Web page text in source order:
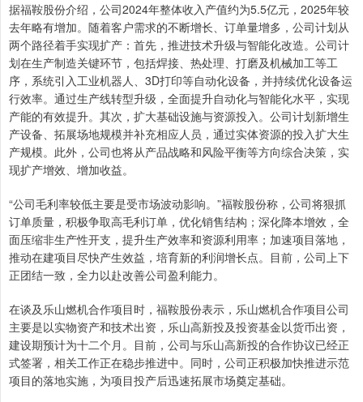
据福鞍股份介绍，公司2024年整体收入产值约为5.5亿元，2025年较
去年略有增加。随着客户需求的不断增长、订单量增多，公司计划从
两个路径着手实现扩产：首先，推进技术升级与智能化改造。公司计
划在生产制造关键环节，包括焊接、热处理、打磨及机械加工等工
序，系统引入工业机器人、3D打印等自动化设备，并持续优化设备运
行效率。通过生产线转型升级，全面提升自动化与智能化水平，实现
产能的有效提升。其次，扩大基础设施与资源投入。公司计划新增生
产设备、拓展场地规模并补充相应人员，通过实体资源的投入扩大生
产规模。此外，公司也将从产品战略和风险平衡等方向综合决策，实
现扩产增效、增加收益。
“公司毛利率较低主要是受市场波动影响。”福鞍股份称，公司将狠抓
订单质量，积极争取高毛利订单，优化销售结构；深化降本增效，全
面压缩非生产性开支，提升生产效率和资源利用率；加速项目落地，
推动在建项目尽快产生效益，培育新的利润增长点。目前，公司上下
正团结一致，全力以赴改善公司盈利能力。
在谈及乐山燃机合作项目时，福鞍股份表示，乐山燃机合作项目公司
主要是以实物资产和技术出资，乐山高新投及投资基金以货币出资，
建设期预计为十二个月。目前，公司与乐山高新投的合作协议已经正
式签署，相关工作正在稳步推进中。同时，公司正积极加快推进示范
项目的落地实施，为项目投产后迅速拓展市场奠定基础。